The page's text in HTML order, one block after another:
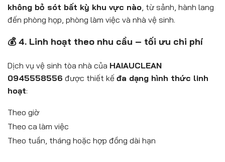
không bỏ sót bất kỳ khu vực nào , từ sảnh, hành lang
đến phòng họp, phòng làm việc và nhà vệ sinh.
💰 4. Linh hoạt theo nhu cầu – tối ưu chi phí
Dịch vụ vệ sinh tòa nhà của HAIAUCLEAN
0945558556 được thiết kế đa dạng hình thức linh
hoạt:
Theo giờ
Theo ca làm việc
Theo tuần, tháng hoặc hợp đồng dài hạn